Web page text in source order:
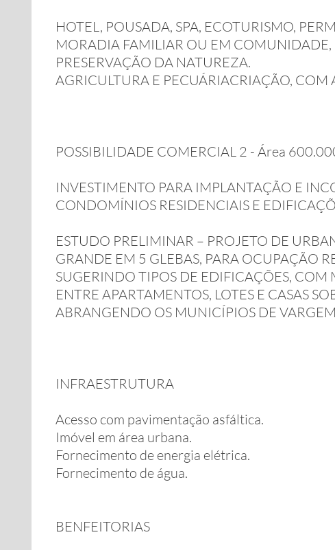
HOTEL, POUSADA, SPA, ECOTURISMO,
MORADIA FAMILIAR OU EM COMUNIDADE,
PRESERVAÇÃO DA NATUREZA.
AGRICULTURA E PECUÁRIACRIAÇÃO, COM
POSSIBILIDADE COMERCIAL 2 - Área
INVESTIMENTO PARA IMPLANTAÇÃO E
CONDOMÍNIOS RESIDENCIAIS E
ESTUDO PRELIMINAR – PROJETO DE
GRANDE EM 5 GLEBAS, PARA OCUPAÇÃO
SUGERINDO TIPOS DE EDIFICAÇÕES, COM
ENTRE APARTAMENTOS, LOTES E CASAS
ABRANGENDO OS MUNICÍPIOS DE
INFRAESTRUTURA
Acesso com pavimentação asfáltica.
Imóvel em área urbana.
Fornecimento de energia elétrica.
Fornecimento de água.
BENFEITORIAS